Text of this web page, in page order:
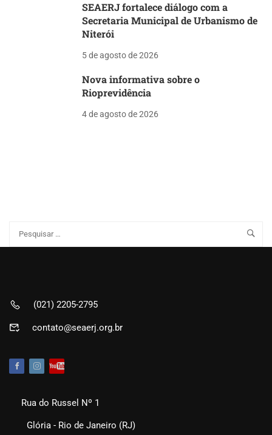
SEAERJ fortalece diálogo com a
Secretaria Municipal de Urbanismo de
Niterói
5 de agosto de 2026
Nova informativa sobre o
Rioprevidência
4 de agosto de 2026
(021) 2205-2795
contato@seaerj.org.br
Rua do Russel Nº 1
Glória - Rio de Janeiro (RJ)